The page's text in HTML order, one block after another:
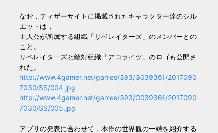
なお，ティザーサイトに掲載されたキャラクター達のシル
エットは，
主人公が所属する組織「リベレイターズ」のメンバーとの
こと。
リベレイターズと敵対組織「アコライツ」のロゴも公開さ
れた。
http://www.4gamer.net/games/393/G039361/2017090
7030/SS/004.jpg
http://www.4gamer.net/games/393/G039361/2017090
7030/SS/005.jpg
アプリの発表に合わせて，本作の世界観の一端を紹介する